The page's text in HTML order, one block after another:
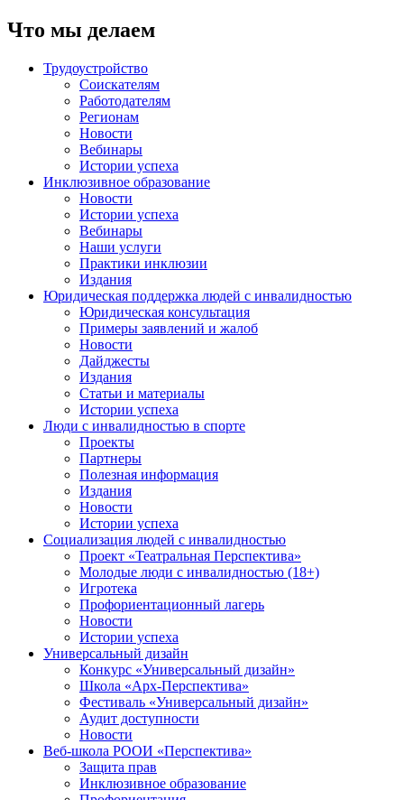
Что мы делаем
Трудоустройство
Соискателям
Работодателям
Регионам
Новости
Вебинары
Истории успеха
Инклюзивное образование
Новости
Истории успеха
Вебинары
Наши услуги
Практики инклюзии
Издания
Юридическая поддержка людей с инвалидностью
Юридическая консультация
Примеры заявлений и жалоб
Новости
Дайджесты
Издания
Статьи и материалы
Истории успеха
Люди с инвалидностью в спорте
Проекты
Партнеры
Полезная информация
Издания
Новости
Истории успеха
Социализация людей с инвалидностью
Проект «Театральная Перспектива»
Молодые люди с инвалидностью (18+)
Игротека
Профориентационный лагерь
Новости
Истории успеха
Универсальный дизайн
Конкурс «Универсальный дизайн»
Школа «Арх-Перспектива»
Фестиваль «Универсальный дизайн»
Аудит доступности
Новости
Веб-школа РООИ «Перспектива»
Защита прав
Инклюзивное образование